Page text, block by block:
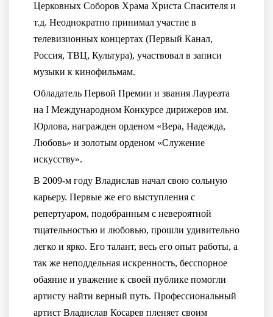
Церковных Соборов Храма Христа Спасителя и
т.д. Неоднократно принимал участие в
телевизионных концертах (Первый Канал,
Россия, ТВЦ, Культура), участвовал в записи
музыки к кинофильмам.
Обладатель Первой Премии и звания Лауреата
на I Международном Конкурсе дирижеров им.
Юрлова, награжден орденом «Вера, Надежда,
Любовь» и золотым орденом «Служение
искусству».
В 2009-м году Владислав начал свою сольную
карьеру. Первые же его выступления с
репертуаром, подобранным с невероятной
тщательностью и любовью, прошли удивительно
легко и ярко. Его талант, весь его опыт работы, а
так же неподдельная искренность, бесспорное
обаяние и уважение к своей публике помогли
артисту найти верный путь. Профессиональный
артист Владислав Косарев пленяет своим